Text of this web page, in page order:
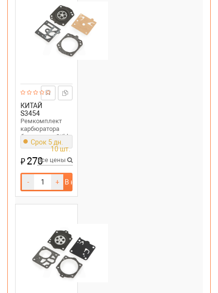
КИТАЙ
S3454
Ремкомплект
карбюратора
бензопилы Stihl
MS 290,440
Срок 5 дн.
10 шт.
₽270Все цены
- + В корзину